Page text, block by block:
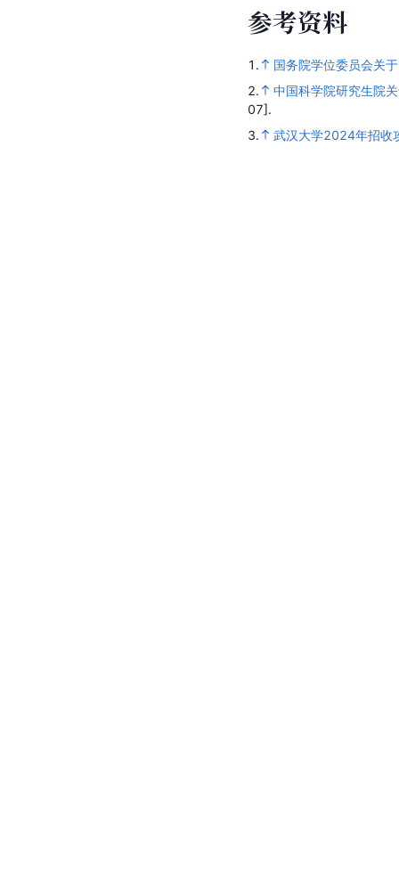
参考资料
1.
国务院学位委员会关
2.
中国科学院研究生院
07].
3.
武汉大学2024年招收